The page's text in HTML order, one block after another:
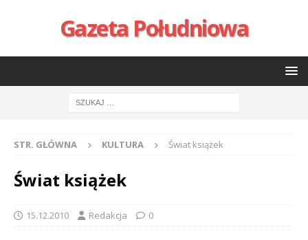
Gazeta Południowa
STR. GŁÓWNA KULTURA Świat książek
Świat książek
15.12.2010 Redakcja 0